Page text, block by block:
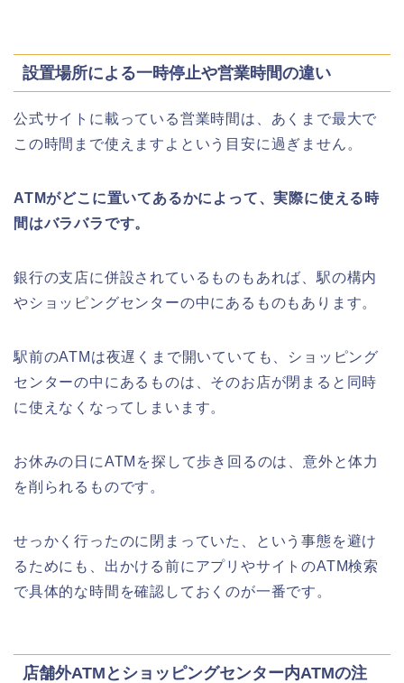
設置場所による一時停止や営業時間の違い
公式サイトに載っている営業時間は、あくまで最大で
この時間まで使えますよという目安に過ぎません。
ATMがどこに置いてあるかによって、実際に使える時
間はバラバラです。
銀行の支店に併設されているものもあれば、駅の構内
やショッピングセンターの中にあるものもあります。
駅前のATMは夜遅くまで開いていても、ショッピング
センターの中にあるものは、そのお店が閉まると同時
に使えなくなってしまいます。
お休みの日にATMを探して歩き回るのは、意外と体力
を削られるものです。
せっかく行ったのに閉まっていた、という事態を避け
るためにも、出かける前にアプリやサイトのATM検索
で具体的な時間を確認しておくのが一番です。
店舗外ATMとショッピングセンター内ATMの注